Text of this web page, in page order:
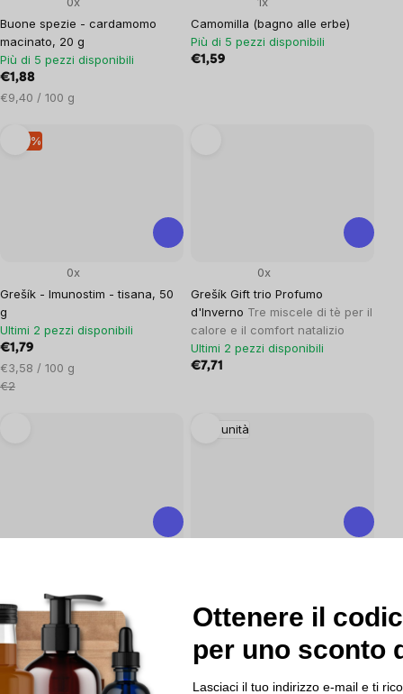
Buone spezie - cardamomo
macinato, 20 g
Più di 5 pezzi disponibili
€1,88
Prezzo
€9,40 / 100 g
Camomilla (bagno alle erbe)
Più di 5 pezzi disponibili
€1,59
–10 %
Grešík - Imunostim - tisana, 50
g
0x
Ultimi 2 pezzi disponibili
€1,79
Prezzo
unitario:
€3,58 / 100 g
€2
Grešík Gift trio Profumo
d'Inverno Tre miscele di tè per il
calore e il comfort natalizio
0x
Ultimi 2 pezzi disponibili
€7,71
Cassetta di cinque spezie
selezionate per zuppe, carni,
pollame e insalate
Più di 5 pezzi disponibili
€9,35
Immunità
Più di 5 pezzi disponibili
Ottenere il
per uno sconto
Lasciaci il tuo indirizzo e-mail e ti